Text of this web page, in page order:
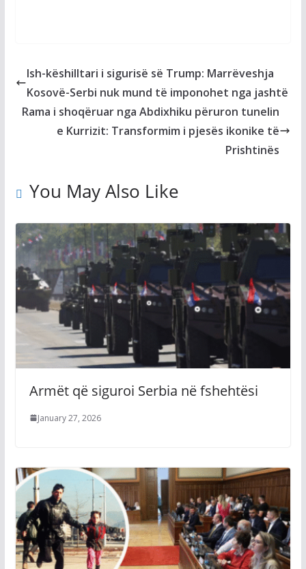
Ish-këshilltari i sigurisë së Trump: Marrëveshja
Kosovë-Serbi nuk mund të imponohet nga jashtë
Rama i shoqëruar nga Abdixhiku përuron tunelin
e Kurrizit: Transformim i pjesës ikonike të
Prishtinës
You May Also Like
Armët që siguroi Serbia në fshehtësi
January 27, 2026